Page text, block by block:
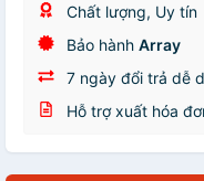
Chất lượng, Uy tín
Bảo hành Array
7 ngày đổi trả dễ
Hỗ trợ xuất hóa